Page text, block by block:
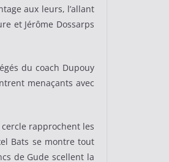
aux leurs, l’allant
et Jérôme Dossarps
du coach Dupouy
menaçants avec
rapprochent les
Bats se montre tout
de Gude scellent la